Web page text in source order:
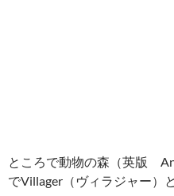
ところで動物の森（英版
でVillager（ヴィラジャー）